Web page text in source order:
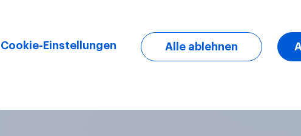
Cookie-Einstellungen Alle ablehnen